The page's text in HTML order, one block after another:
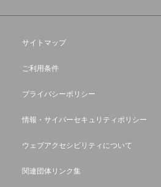
サイトマップ
ご利用条件
プライバシーポリシー
情報・サイバーセキュリティポリシー
ウェブアクセシビリティについて
関連団体リンク集